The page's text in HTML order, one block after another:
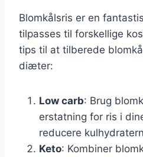
Blomkålsris er en
tilpasses til forskellige
tips til at tilberede
diæter:
Low carb: Brug
erstatning for ris i
reducere
Keto: Kombiner